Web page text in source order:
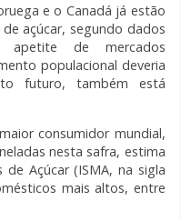
e o Canadá já estão
açúcar, segundo dados
de mercados
populacional deveria
futuro, também está
consumidor mundial,
nesta safra, estima
de Açúcar (ISMA, na sigla
mais altos, entre